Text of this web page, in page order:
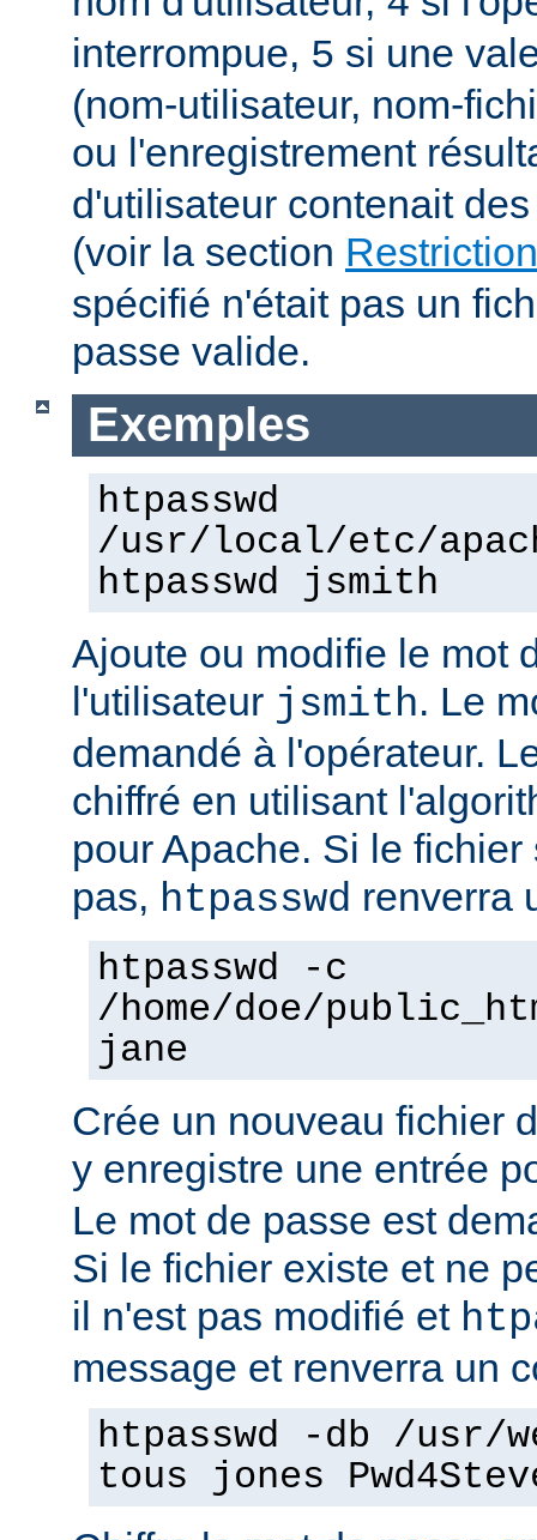
interrompue, 5 si une
(nom-utilisateur, nom-
ou l'enregistrement
d'utilisateur contenait
(voir la section
spécifié n'était pas un
passe valide.
Exemples
htpasswd
/usr/local/etc/
htpasswd jsmith
Ajoute ou modifie le mot
l'utilisateur jsmith. Le
demandé à l'opérateur.
chiffré en utilisant
pour Apache. Si le
pas, htpasswd renverra
htpasswd -c
/home/doe/
jane
Crée un nouveau fichier
y enregistre une entrée
Le mot de passe est
Si le fichier existe et ne
il n'est pas modifié et
message et renverra un
htpasswd -db /usr/
tous jones